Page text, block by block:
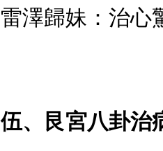
雷澤歸妹：治心
伍、艮宮八卦